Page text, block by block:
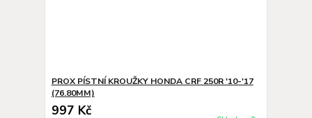
PROX PÍSTNÍ KROUŽKY HONDA CRF 250R '10-'17
(76.80MM)
997 Kč